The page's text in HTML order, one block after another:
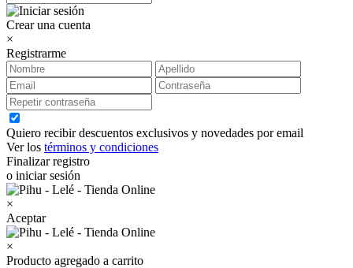
Crear una cuenta
×
Registrarme
Quiero recibir descuentos exclusivos y novedades por email
Ver los términos y condiciones
Finalizar registro
o iniciar sesión
×
Aceptar
×
Producto agregado a carrito